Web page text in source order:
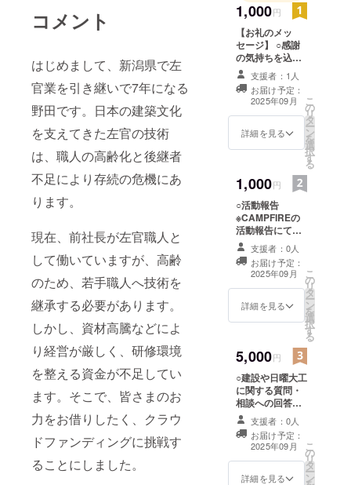
コメント
はじめまして、新潟県で左
官業を引き継いで7年になる
野田です。日本の建築文化
を支えてきた左官の技術
は、職人の高齢化と後継者
不足により存続の危機にあ
ります。
現在、前社長が左官職人と
して働いていますが、高齢
のため、若手職人へ技術を
継承する必要があります。
しかし、資材高騰などによ
り経営が厳しく、研修環境
を整える資金が不足してい
ます。そこで、皆さまのお
力をお借りしたく、クラウ
ドファンディングに挑戦す
ることにしました。
1,000円
【お礼のメッ
セージ】 ○感謝
の気持ちを込め
て、お礼のメッ
セージをお送り
します。
支援者：1人
お届け予定：
2025年09月
詳細を見る
こ
の
リ
タ
ー
ン
を
選
択
す
る
1,000円
○活動報告
※CAMPFIREの
活動報告にてご
報告いたしま
す。支援者：0人
お届け予定：
2025年09月
詳細を見る
こ
の
リ
タ
ー
ン
を
選
択
す
る
5,000円
○建設や日曜大工
に関する質問・
相談への回答
ちょこっと相談
プラン（30分）
「ちょっとだけ
聞いてみた
い！」という方
向けのライトな
支援者：0人
お届け予定：
2025年09月
詳細を見る
こ
の
リ
タ
ー
ン